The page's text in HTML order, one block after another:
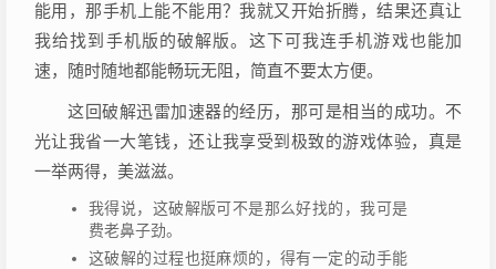
能用，那手机上能不能用？我就又开始折腾，结果还真让
我给找到手机版的破解版。这下可我连手机游戏也能加
速，随时随地都能畅玩无阻，简直不要太方便。
这回破解迅雷加速器的经历，那可是相当的成功。不
光让我省一大笔钱，还让我享受到极致的游戏体验，真是
一举两得，美滋滋。
我得说，这破解版可不是那么好找的，我可是
费老鼻子劲。
这破解的过程也挺麻烦的，得有一定的动手能